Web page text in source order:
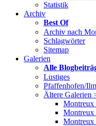
Statistik
Archiv
Best Of
Archiv nach
Schlagwörter
Sitemap
Galerien
Alle
Lustiges
Pfaffenhofen/Ilm
Ältere Galerien